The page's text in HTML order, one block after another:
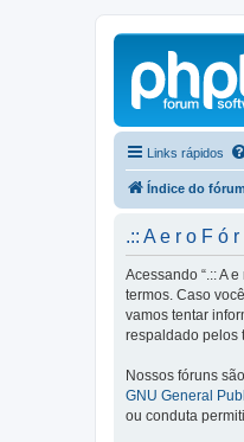
Links rápidos
Índice do fórum
.:: A e r o F ó
Acessando “.:: A
termos. Caso
vamos tentar
respaldado pelos
Nossos fóruns
GNU General
ou conduta